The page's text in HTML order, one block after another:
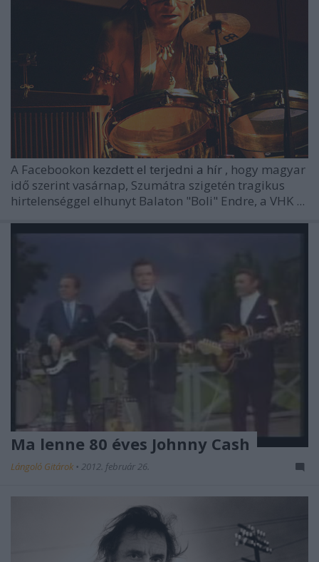
A Facebookon kezdett el terjedni a hír , hogy magyar
idő szerint vasárnap, Szumátra szigetén tragikus
hirtelenséggel elhunyt Balaton "Boli" Endre, a VHK ...
Ma lenne 80 éves Johnny Cash
Lángoló Gitárok • 2012. február 26.